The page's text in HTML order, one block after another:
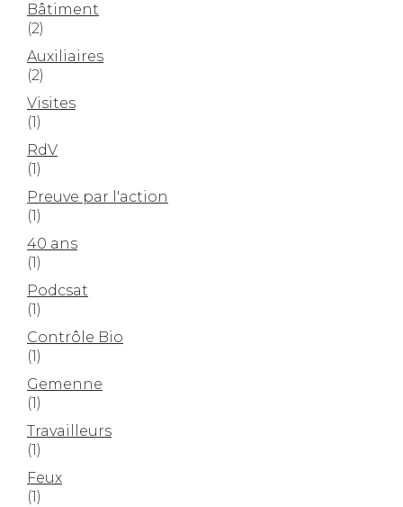
Bâtiment
(2)
Auxiliaires
(2)
Visites
(1)
RdV
(1)
Preuve par l'action
(1)
40 ans
(1)
Podcsat
(1)
Contrôle Bio
(1)
Gemenne
(1)
Travailleurs
(1)
Feux
(1)